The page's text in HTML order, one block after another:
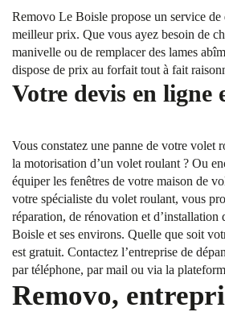
Removo Le Boisle propose un service de
meilleur prix. Que vous ayez besoin de
manivelle ou de remplacer des lames
dispose de prix au forfait tout à fait
Votre devis en ligne
Vous constatez une panne de votre volet
la motorisation d’un volet roulant ? Ou
équiper les fenêtres de votre maison de
votre spécialiste du volet roulant, vous
réparation, de rénovation et d’installation
Boisle et ses environs. Quelle que soit
est gratuit. Contactez l’entreprise de
par téléphone, par mail ou via la
Removo,